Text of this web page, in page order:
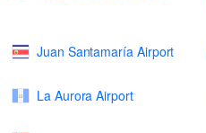
Juan Santamaría Airport
La Aurora Airport